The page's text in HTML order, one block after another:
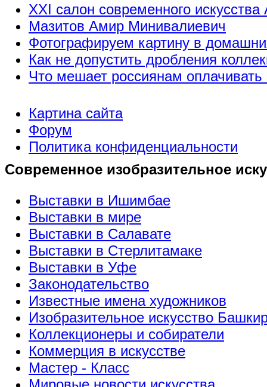
XXI салон современного искусства
Мазитов Амир Минивалиевич
Фотографируем картину в
Как не допустить дробления
Что мешает россиянам
Картина сайта
Форум
Политика конфиденциальности
Современное изобразительное
Выставки в Ишимбае
Выставки в мире
Выставки в Салавате
Выставки в Стерлитамаке
Выставки в Уфе
Законодательство
Известные имена художников
Изобразительное искусство
Коллекционеры и собиратели
Коммерция в искусстве
Мастер - Класс